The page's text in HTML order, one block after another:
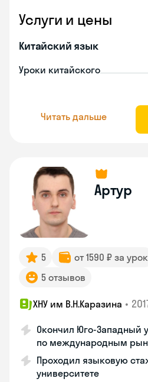
Услуги и цены
Китайский язык
Уроки китайского
Читать дальше
Артур
5 от 1590 ₽ за урок
5 отзывов
ХНУ им В.Н.Каразина •
Окончил Юго-Западный
по международным
Проходил языковую
университете